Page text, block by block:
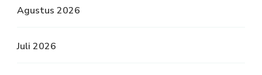
Agustus 2026
Juli 2026